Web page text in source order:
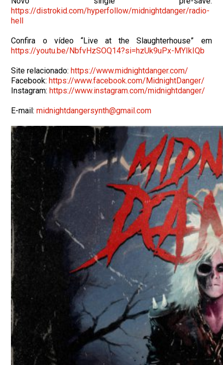
https://distrokid.com/hyperfollow/midnightdanger/radio-
hell
Confira o vídeo “Live at the Slaughterhouse” em
https://youtu.be/NbfvHzSOQ14?si=hzUk9uPx-MYIkIQb
Site relacionado: https://www.midnightdanger.com/
Facebook: https://www.facebook.com/MidnightDanger/
Instagram: https://www.instagram.com/midnightdanger/
E-mail:midnightdangersynth@gmail.com